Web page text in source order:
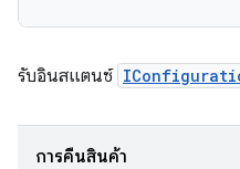
รับอินสแตนซ์
การคืนสินค้า